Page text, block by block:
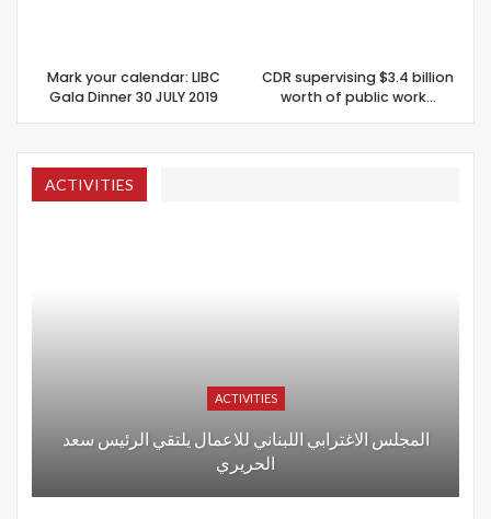
Mark your calendar: LIBC
Gala Dinner 30 JULY 2019
CDR supervising $3.4 billion
worth of public work…
ACTIVITIES
ACTIVITIES
المجلس الاغترابي اللبناني للاعمال يلتقي الرئيس سعد
الحريري